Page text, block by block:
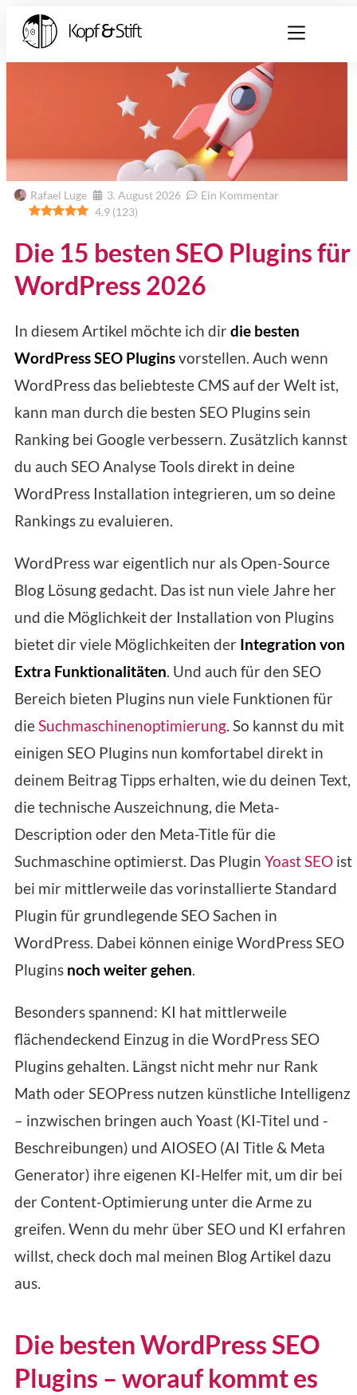
Rafael Luge 3. August 2026
Ein Kommentar
4.9 (123)
Die 15 besten SEO Plugins für
WordPress 2026
In diesem Artikel möchte ich dirdie besten
WordPress SEO Pluginsvorstellen. Auch wenn
WordPress das beliebteste CMS auf der Welt ist,
kann man durch die besten SEO Plugins sein
Ranking bei Google verbessern. Zusätzlich kannst
du auch SEO Analyse Tools direkt in deine
WordPress Installation integrieren, um so deine
Rankings zu evaluieren.
WordPress war eigentlich nur als Open-Source
Blog Lösung gedacht. Das ist nun viele Jahre her
und die Möglichkeit der Installation von Plugins
bietet dir viele Möglichkeiten der Integration von
Extra Funktionalitäten. Und auch für den SEO
Bereich bieten Plugins nun viele Funktionen für
dieSuchmaschinenoptimierung. So kannst du mit
einigen SEO Plugins nun komfortabel direkt in
deinem Beitrag Tipps erhalten, wie du deinen Text,
die technische Auszeichnung, die Meta-
Description oder den Meta-Title für die
Suchmaschine optimierst. Das Plugin Yoast SEO ist
bei mir mittlerweile das vorinstallierte Standard
Plugin für grundlegende SEO Sachen in
WordPress. Dabei können einige WordPress SEO
Plugins noch weiter gehen.
Besonders spannend: KI hat mittlerweile
flächendeckend Einzug in die WordPress SEO
Plugins gehalten. Längst nicht mehr nur Rank
Math oder SEOPress nutzen künstliche Intelligenz
– inzwischen bringen auch Yoast (KI-Titel und -
Beschreibungen) und AIOSEO (AI Title & Meta
Generator) ihre eigenen KI-Helfer mit, um dir bei
der Content-Optimierung unter die Arme zu
greifen. Wenn du mehr über SEO und KI erfahren
willst, check doch mal meinen Blog Artikel dazu
aus.
Die besten WordPress SEO
Plugins – worauf kommt es